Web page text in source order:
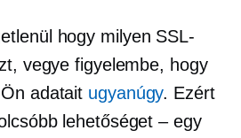
hogy milyen SSL-
vegye figyelembe, hogy
adatait ugyanúgy. Ezért
lehetőséget – egy